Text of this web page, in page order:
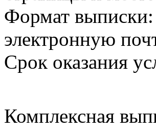
Формат выписки:
электронную
Срок оказания
Комплексная